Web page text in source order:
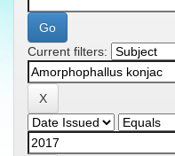
Current filters: